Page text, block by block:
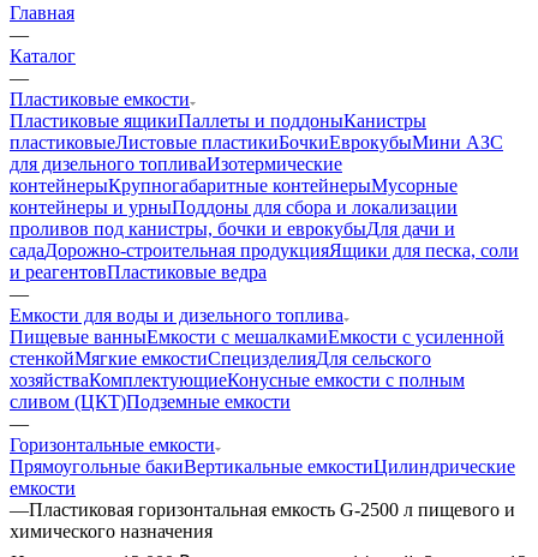
Главная
—
Каталог
—
Пластиковые емкости
Пластиковые ящикиПаллеты и поддоныКанистры
пластиковыеЛистовые пластикиБочкиЕврокубыМини АЗС
для дизельного топливаИзотермические
контейнерыКрупногабаритные контейнерыМусорные
контейнеры и урныПоддоны для сбора и локализации
проливов под канистры, бочки и еврокубыДля дачи и
садаДорожно-строительная продукцияЯщики для песка, соли
и реагентовПластиковые ведра
—
Емкости для воды и дизельного топлива
Пищевые ванныЕмкости с мешалкамиЕмкости с усиленной
стенкойМягкие емкостиСпецизделияДля сельского
хозяйстваКомплектующиеКонусные емкости с полным
сливом (ЦКТ)Подземные емкости
—
Горизонтальные емкости
Прямоугольные бакиВертикальные емкостиЦилиндрические
емкости
—Пластиковая горизонтальная емкость G-2500 л пищевого и
химического назначения